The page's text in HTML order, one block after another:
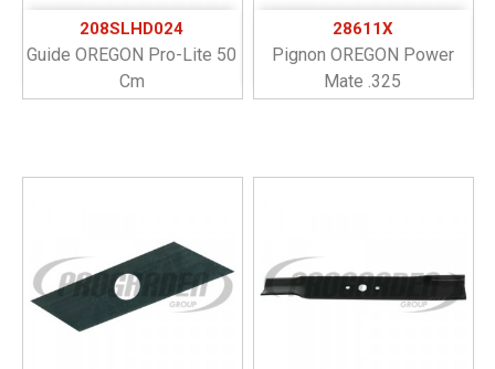
208SLHD024
Guide OREGON Pro-Lite 50
Cm
28611X
Pignon OREGON Power
Mate .325